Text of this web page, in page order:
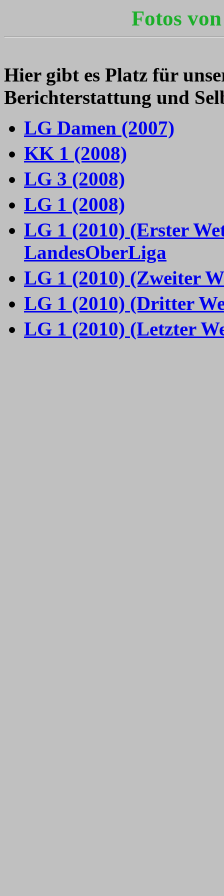
Fotos
Hier gibt es Platz für
Berichterstattung und
LG Damen (2007)
KK 1 (2008)
LG 3 (2008)
LG 1 (2008)
LG 1 (2010) (Erster
LandesOberLiga
LG 1 (2010) (Zweiter
LG 1 (2010) (Dritter
LG 1 (2010) (Letzter